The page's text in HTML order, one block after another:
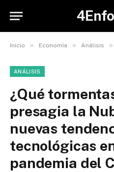
Inicio » Economía » Análisis »
ANÁLISIS
¿Qué
presagia la
nuevas
tecnológicas
pandemia del